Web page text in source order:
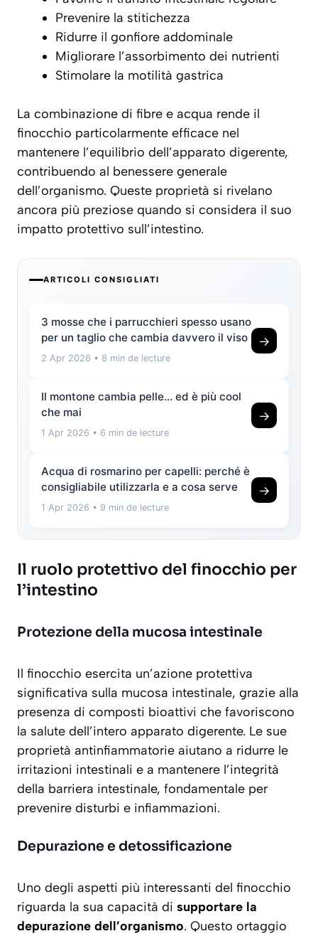
Prevenire la stitichezza
Ridurre il gonfiore addominale
Migliorare l’assorbimento dei nutrienti
Stimolare la motilità gastrica
La combinazione di fibre e acqua rende il
finocchio particolarmente efficace nel
mantenere l’equilibrio dell’apparato digerente,
contribuendo al benessere generale
dell’organismo. Queste proprietà si rivelano
ancora più preziose quando si considera il suo
impatto protettivo sull’intestino.
ARTICOLI CONSIGLIATI
3 mosse che i parrucchieri spesso usano
per un taglio che cambia davvero il viso
2 Apr 2026 • 8 min de lecture
→
Il montone cambia pelle… ed è più cool
che mai
1 Apr 2026 • 6 min de lecture
→
Acqua di rosmarino per capelli: perché è
consigliabile utilizzarla e a cosa serve
1 Apr 2026 • 9 min de lecture
→
Il ruolo protettivo del finocchio per
l’intestino
Protezione della mucosa intestinale
Il finocchio esercita un’azione protettiva
significativa sulla mucosa intestinale, grazie alla
presenza di composti bioattivi che favoriscono
la salute dell’intero apparato digerente. Le sue
proprietà antinfiammatorie aiutano a ridurre le
irritazioni intestinali e a mantenere l’integrità
della barriera intestinale, fondamentale per
prevenire disturbi e infiammazioni.
Depurazione e detossificazione
Uno degli aspetti più interessanti del finocchio
riguarda la sua capacità di supportare la
depurazione dell’organismo. Questo ortaggio